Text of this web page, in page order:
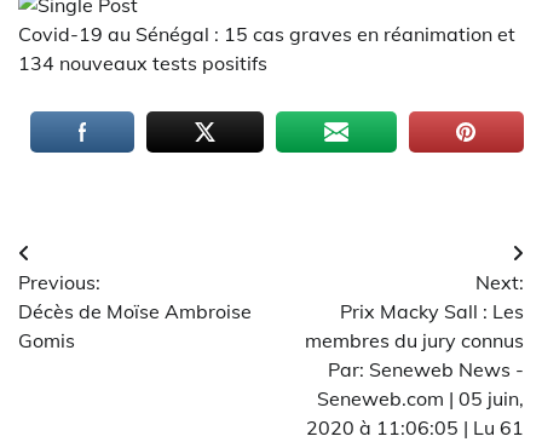
Covid-19 au Sénégal : 15 cas graves en réanimation et
134 nouveaux tests positifs
Navigation
de
l’article
Previous:
Décès de Moïse Ambroise
Gomis
Next:
Prix Macky Sall : Les
membres du jury connus
Par: Seneweb News -
Seneweb.com | 05 juin,
2020 à 11:06:05 | Lu 61